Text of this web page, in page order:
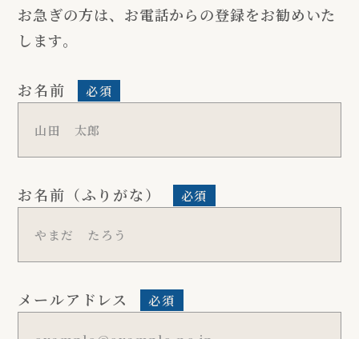
お急ぎの方は、お電話からの登録をお勧めいた
します。
お名前 必須
お名前（ふりがな） 必須
メールアドレス 必須